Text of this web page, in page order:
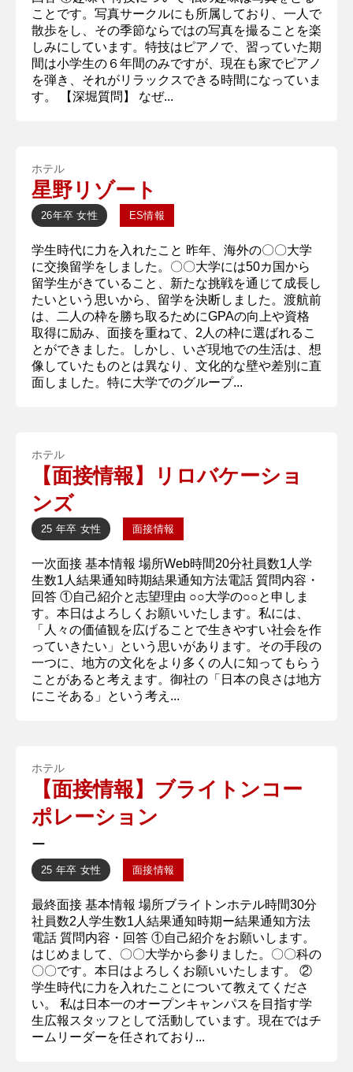
ことです。写真サークルにも所属しており、一人で
散歩をし、その季節ならではの写真を撮ることを楽
しみにしています。特技はピアノで、習っていた期
間は小学生の６年間のみですが、現在も家でピアノ
を弾き、それがリラックスできる時間になっていま
す。 【深堀質問】 なぜ...
ホテル
星野リゾート
26年卒 女性 ES情報
学生時代に力を入れたこと 昨年、海外の〇〇大学
に交換留学をしました。〇〇大学には50カ国から
留学生がきていること、新たな挑戦を通じて成長し
たいという思いから、留学を決断しました。渡航前
は、二人の枠を勝ち取るためにGPAの向上や資格
取得に励み、面接を重ねて、2人の枠に選ばれるこ
とができました。しかし、いざ現地での生活は、想
像していたものとは異なり、文化的な壁や差別に直
面しました。特に大学でのグループ...
ホテル
【面接情報】リロバケーショ
ンズ
25 年卒 女性 面接情報
一次面接 基本情報 場所Web時間20分社員数1人学
生数1人結果通知時期結果通知方法電話 質問内容・
回答 ①自己紹介と志望理由 ○○大学の○○と申しま
す。本日はよろしくお願いいたします。私には、
「人々の価値観を広げることで生きやすい社会を作
っていきたい」という思いがあります。その手段の
一つに、地方の文化をより多くの人に知ってもらう
ことがあると考えます。御社の「日本の良さは地方
にこそある」という考え...
ホテル
【面接情報】ブライトンコー
ポレーション
ー
25 年卒 女性 面接情報
最終面接 基本情報 場所ブライトンホテル時間30分
社員数2人学生数1人結果通知時期ー結果通知方法
電話 質問内容・回答 ①自己紹介をお願いします。
はじめまして、〇〇大学から参りました。〇〇科の
〇〇です。本日はよろしくお願いいたします。 ②
学生時代に力を入れたことについて教えてくださ
い。 私は日本一のオープンキャンパスを目指す学
生広報スタッフとして活動しています。現在ではチ
ームリーダーを任されており...